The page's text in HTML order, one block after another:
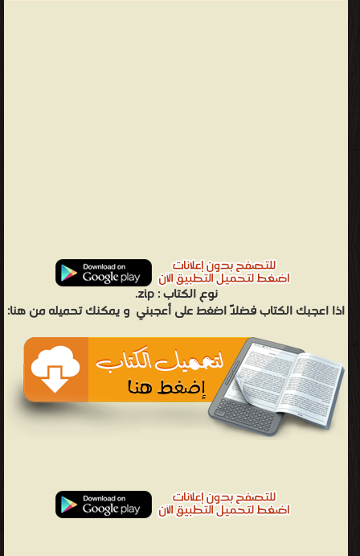
نوع الكتاب :zip.
اذا اعجبك الكتاب فضلاً اضغط على أعجبني و يمكنك تحميله من هنا: